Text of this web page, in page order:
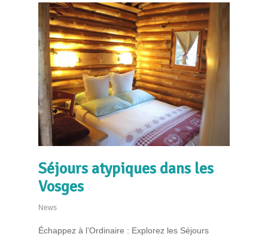
Séjours atypiques dans les
Vosges
News
Échappez à l’Ordinaire : Explorez les Séjours